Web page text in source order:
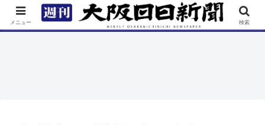
TOP 特集 ニュース 連載 街ネタ イベント
メニュー 検索